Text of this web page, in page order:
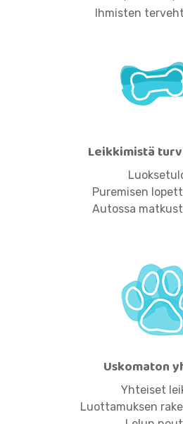
Ihmisten
Leikkimistä
Puremisen
Autossa
Uskomaton
Yhteiset
Luottamuksen